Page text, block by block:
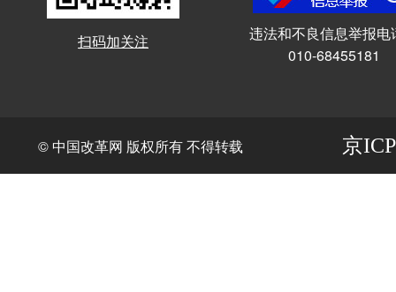
扫码加关注
违法和不良信息举报电
010-68455181
© 中国改革网 版权所有 不得转载 京